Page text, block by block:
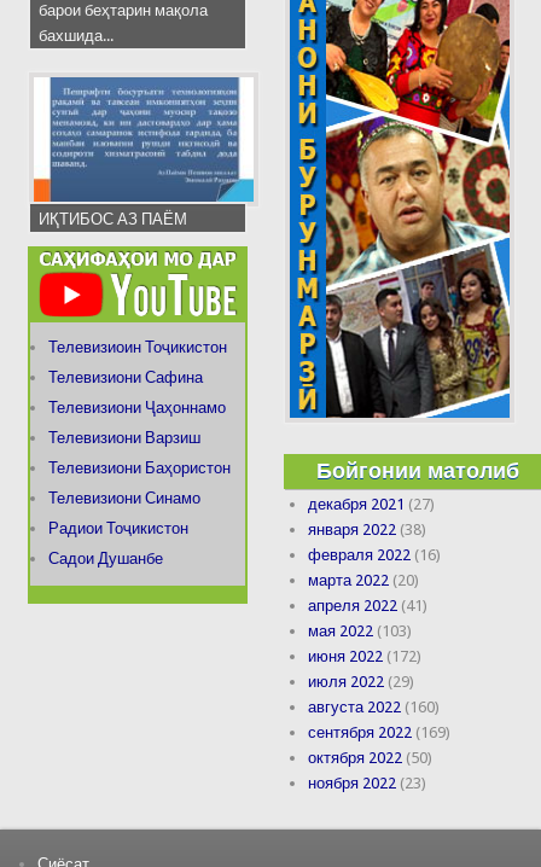
барои беҳтарин мақола
бахшида...
ИҚТИБОС АЗ ПАЁМ
Телевизиоин Тоҷикистон
Телевизиони Сафина
Телевизиони Ҷаҳоннамо
Телевизиони Варзиш
Телевизиони Баҳористон
Телевизиони Синамо
Радиои Тоҷикистон
Садои Душанбе
Бойгонии матолиб
декабря 2021 (27)
января 2022 (38)
февраля 2022 (16)
марта 2022 (20)
апреля 2022 (41)
мая 2022 (103)
июня 2022 (172)
июля 2022 (29)
августа 2022 (160)
сентября 2022 (169)
октября 2022 (50)
ноября 2022 (23)